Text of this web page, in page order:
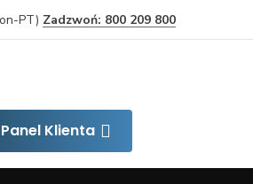
PT) Zadzwoń: 800 209 800
Panel Klienta